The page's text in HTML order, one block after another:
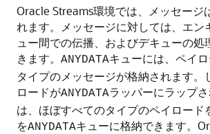
Oracle Streams環境では、メッセージ
れます。メッセージに対しては、エン
ュー間での伝播、およびデキューの処
きます。 ANYDATAキューには、ペイ
タイプのメッセージが格納されます。
ロードがANYDATAラッパーにラップ
は、ほぼすべてのタイプのペイロード
をANYDATAキューに格納できます。